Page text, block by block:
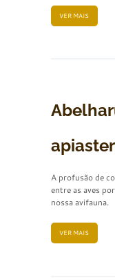
VER MAIS
A profusão de
entre as aves
nossa avifauna.
VER MAIS